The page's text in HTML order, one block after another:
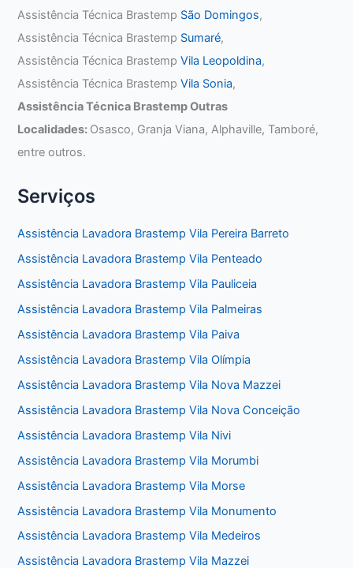
Assistência Técnica Brastemp São Domingos,
Assistência Técnica Brastemp Sumaré,
Assistência Técnica BrastempVila Leopoldina,
Assistência Técnica BrastempVila Sonia,
Assistência Técnica Brastemp Outras
Localidades: Osasco, Granja Viana, Alphaville, Tamboré,
entre outros.
Serviços
Assistência Lavadora Brastemp Vila Pereira Barreto
Assistência Lavadora Brastemp Vila Penteado
Assistência Lavadora Brastemp Vila Pauliceia
Assistência Lavadora Brastemp Vila Palmeiras
Assistência Lavadora Brastemp Vila Paiva
Assistência Lavadora Brastemp Vila Olímpia
Assistência Lavadora Brastemp Vila Nova Mazzei
Assistência Lavadora Brastemp Vila Nova Conceição
Assistência Lavadora Brastemp Vila Nivi
Assistência Lavadora Brastemp Vila Morumbi
Assistência Lavadora Brastemp Vila Morse
Assistência Lavadora Brastemp Vila Monumento
Assistência Lavadora Brastemp Vila Medeiros
Assistência Lavadora Brastemp Vila Mazzei